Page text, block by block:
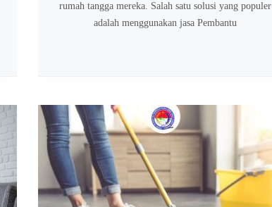
rumah tangga mereka. Salah satu solusi yang populer
adalah menggunakan jasa Pembantu